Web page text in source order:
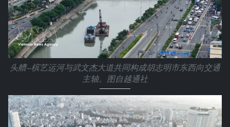
头艚—槟艺运河与武文杰大道共同构成胡志明市东西向交通
主轴。图自越通社